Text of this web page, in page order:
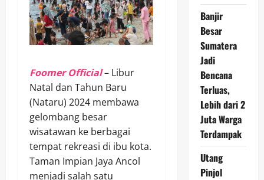
Foomer Official– Libur
Natal dan Tahun Baru
(Nataru) 2024 membawa
gelombang besar
wisatawan ke berbagai
tempat rekreasi di ibu kota.
Taman Impian Jaya Ancol
menjadi salah satu
Banjir
Besar
Sumatera
Jadi
Bencana
Terluas,
Lebih dari 2
Juta Warga
Terdampak
Utang
Pinjol